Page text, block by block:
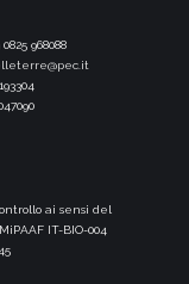
968088
ai sensi del
IT-BIO-004